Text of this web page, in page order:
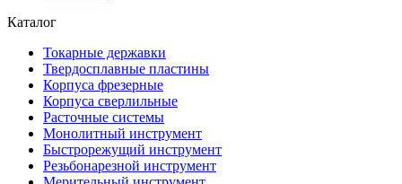
Каталог
Токарные державки
Твердосплавные пластины
Корпуса фрезерные
Корпуса сверлильные
Расточные системы
Монолитный инструмент
Быстрорежущий инструмент
Резьбонарезной инструмент